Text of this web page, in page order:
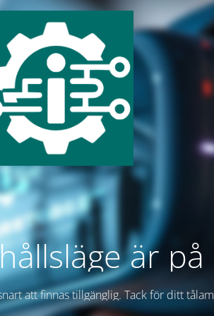
är på
att finnas tillgänglig. Tack för ditt